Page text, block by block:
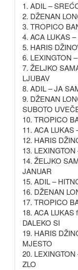
1. ADIL –
2. DŽENAN
3. TROPICO
4. ACA LUKAS –
5. HARIS
6. LEXINGTON
7. ŽELJKO
LJUBAV
8. ADIL – JA
9. DŽENAN
SUBOTO
10. TROPICO
11. ACA
12. HARIS
13.
14. ŽELJKO
JANUAR
15. ADIL –
16. DŽENAN
17. TROPICO
18. ACA LUKAS
DALEKO SI
19. HARIS
MJESTO
20.
ZLO